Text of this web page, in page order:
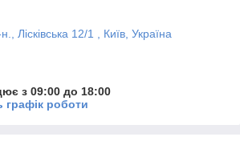
Лісківська 12/1 , Київ, Україна
з 09:00 до 18:00
графік роботи